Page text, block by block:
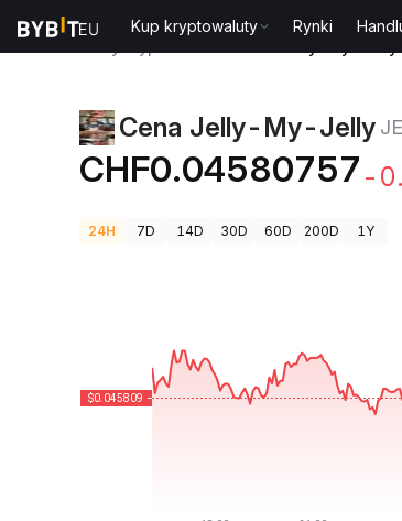
Kup kryptowaluty Rynki
Cena Jelly-My-Jelly
CHF0.04580757 -
24H 7D 14D 30D 60D 200D 1Y